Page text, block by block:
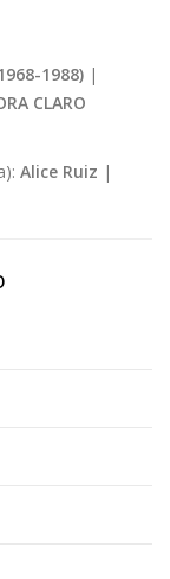
1988) |
CLARO
Alice Ruiz |